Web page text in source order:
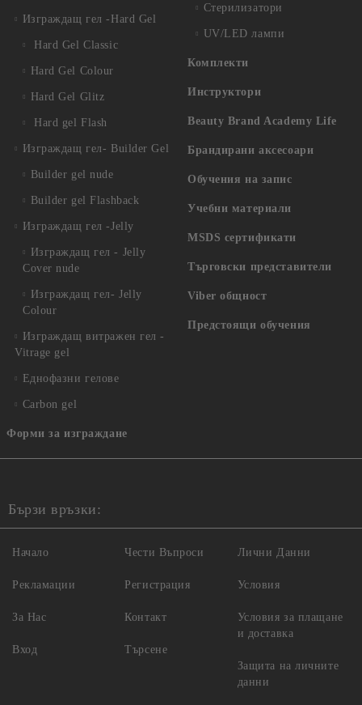
Изграждащ гел -Hard Gel
Hard Gel Classic
Hard Gel Colour
Hard Gel Glitz
Hard gel Flash
Изграждащ гел- Builder Gel
Builder gel nude
Builder gel Flashback
Изграждащ гел -Jelly
Изграждащ гел - Jelly
Cover nude
Изграждащ гел- Jelly
Colour
Изграждащ витражен гел -
Vitrage gel
Еднофазни гелове
Carbon gel
Форми за изграждане
Стерилизатори
UV/LED лампи
Комплекти
Инструктори
Beauty Brand Academy Life
Брандирани аксесоари
Обучения на запис
Учебни материали
MSDS сертификати
Търговски представители
Viber общност
Предстоящи обучения
Бързи връзки:
Начало
Рекламации
За Нас
Вход
Чести Въпроси
Регистрация
Контакт
Търсене
Лични Данни
Условия
Условия за плащане
и доставка
Защита на личните
данни